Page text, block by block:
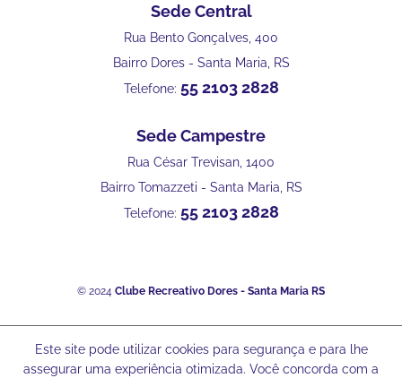
Sede Central
Rua Bento Gonçalves, 400
Bairro Dores - Santa Maria, RS
Telefone: 55 2103 2828
Sede Campestre
Rua César Trevisan, 1400
Bairro Tomazzeti - Santa Maria, RS
Telefone: 55 2103 2828
© 2024 Clube Recreativo Dores - Santa Maria RS
Este site pode utilizar cookies para segurança e para lhe
assegurar uma experiência otimizada. Você concorda com a